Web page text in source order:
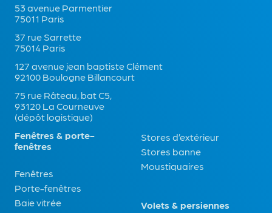
53 avenue Parmentier
75011 Paris
37 rue Sarrette
75014 Paris
127 avenue jean baptiste Clément
92100 Boulogne Billancourt
75 rue Râteau, bat C5,
93120 La Courneuve
(dépôt logistique)
Fenêtres & porte-
fenêtres
Fenêtres
Porte-fenêtres
Baie vitrée
Stores d’extérieur
Stores banne
Moustiquaires
Volets & persiennes